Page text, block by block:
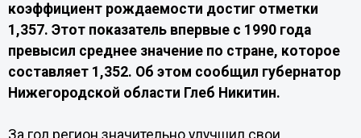
коэффициент рождаемости достиг отметки
1,357. Этот показатель впервые с 1990 года
превысил среднее значение по стране, которое
составляет 1,352. Об этом сообщил губернатор
Нижегородской области Глеб Никитин.
За год регион значительно улучшил свои